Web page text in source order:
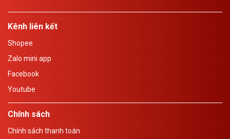
Kênh liên kết
Shopee
Zalo mini app
Facebook
Youtube
Chính sách
Chính sách thanh toán